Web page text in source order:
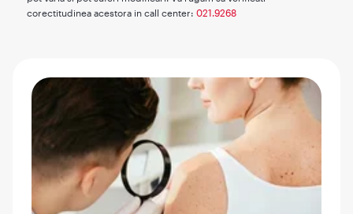
corectitudinea acestora in call center: 021.9268